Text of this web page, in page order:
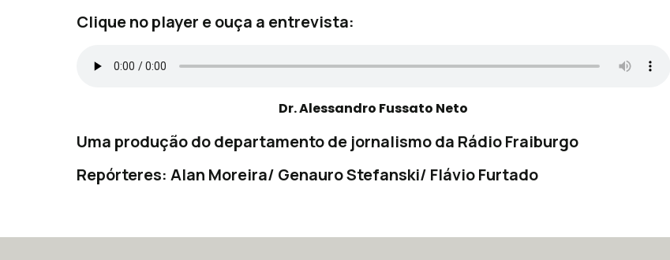
Clique no player e ouça a entrevista:
Dr. Alessandro Fussato Neto
Uma produção do departamento de jornalismo da Rádio Fraiburgo
Repórteres: Alan Moreira/ Genauro Stefanski/ Flávio Furtado